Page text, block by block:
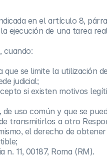
en el artículo 8,
ejecución de una tarea
cuando:
se limite la utilización
judicial;
si existen motivos
uso común y que se
transmitirlos a otro
el derecho de
n. 11, 00187, Roma (RM).